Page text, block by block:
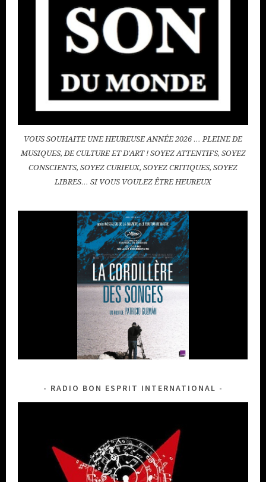
VOUS SOUHAITE UNE HEUREUSE ANNÉE 2026 … PLEINE DE
MUSIQUES, DE CULTURE ET D'ART ! SOYEZ ATTENTIFS, SOYEZ
CONSCIENTS, SOYEZ CURIEUX, SOYEZ CRITIQUES, SOYEZ
LIBRES… SI VOUS VOULEZ ÊTRE HEUREUX
RADIO BON ESPRIT INTERNATIONAL